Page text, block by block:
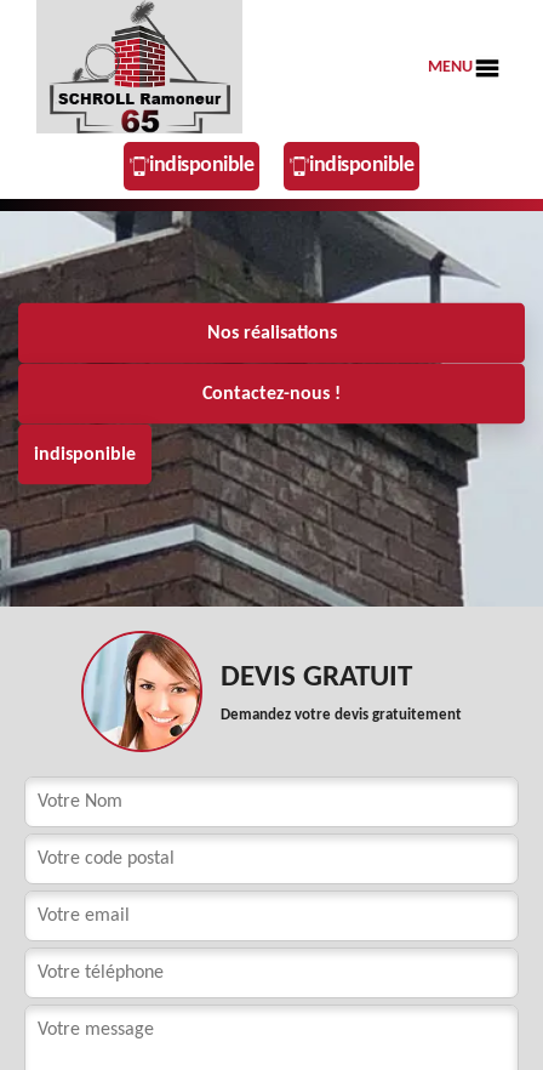
MENU
indisponible indisponible
Nos réalisations
Contactez-nous !
indisponible
DEVIS GRATUIT
Demandez votre devis gratuitement